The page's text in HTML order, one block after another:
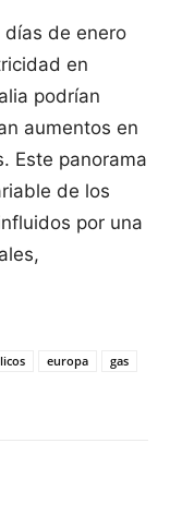
días de enero
en
podrían
aumentos en
Este panorama
de los
por una
europa
gas